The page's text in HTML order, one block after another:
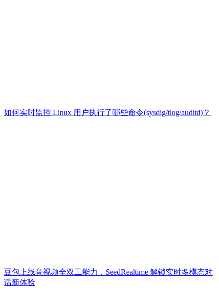
如何实时监控 Linux 用户执行了哪些命令(sysdig/tlog/auditd)？
豆包上线音视频全双工能力，SeedRealtime 解锁实时多模态对
话新体验